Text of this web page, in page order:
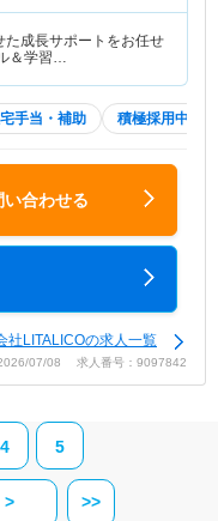
成長サポートをお任せ
＆学習…
手当・補助 積極採用中
合わせる
社LITALICOの求人一覧
07/08 求人番号：9097842
4 5
> >>